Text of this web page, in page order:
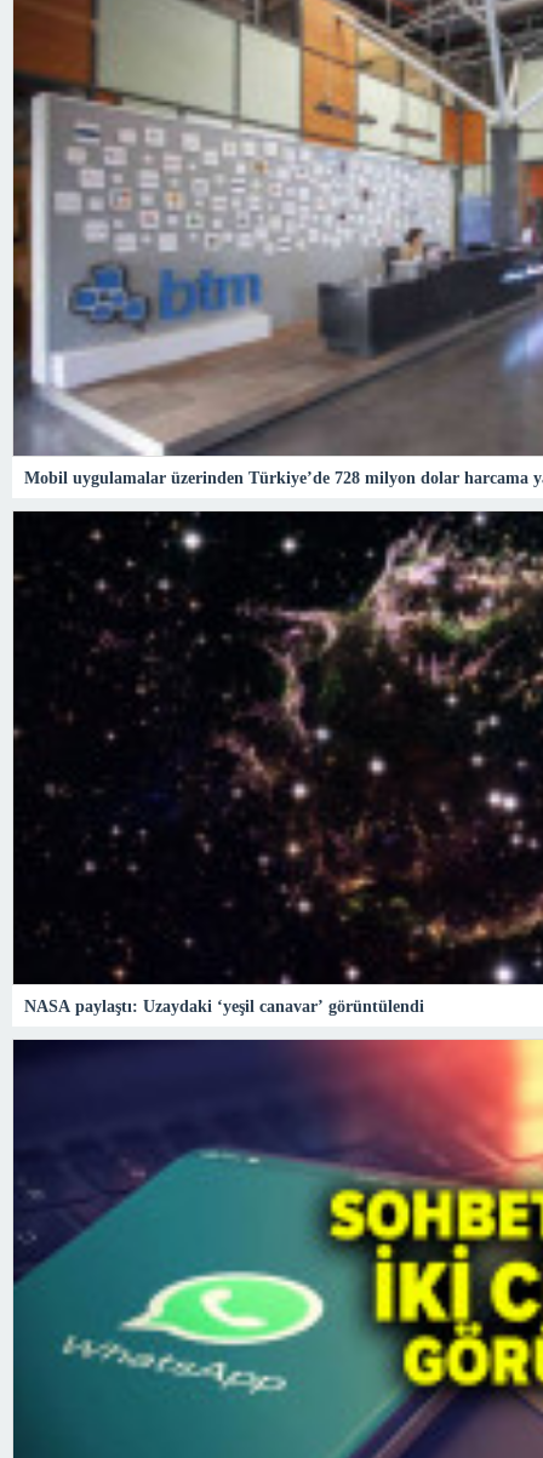
Mobil uygulamalar üzerinden Türkiye’de 728 milyon dolar harcama
NASA paylaştı: Uzaydaki ‘yeşil canavar’ görüntülendi